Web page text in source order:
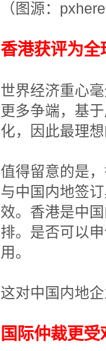
（图源：
香港获评为全
世界经济重心
更多争端，基
化，因此最理
值得留意的是
与中国内地签
效。香港是中
排。是否可以
用。
这对中国内地
国际仲裁更受